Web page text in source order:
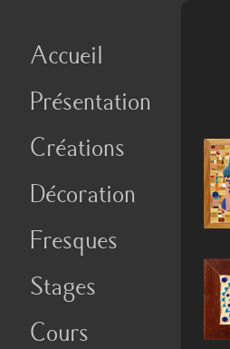
Accueil
Présentation
Créations
Décoration
Fresques
Stages
Cours